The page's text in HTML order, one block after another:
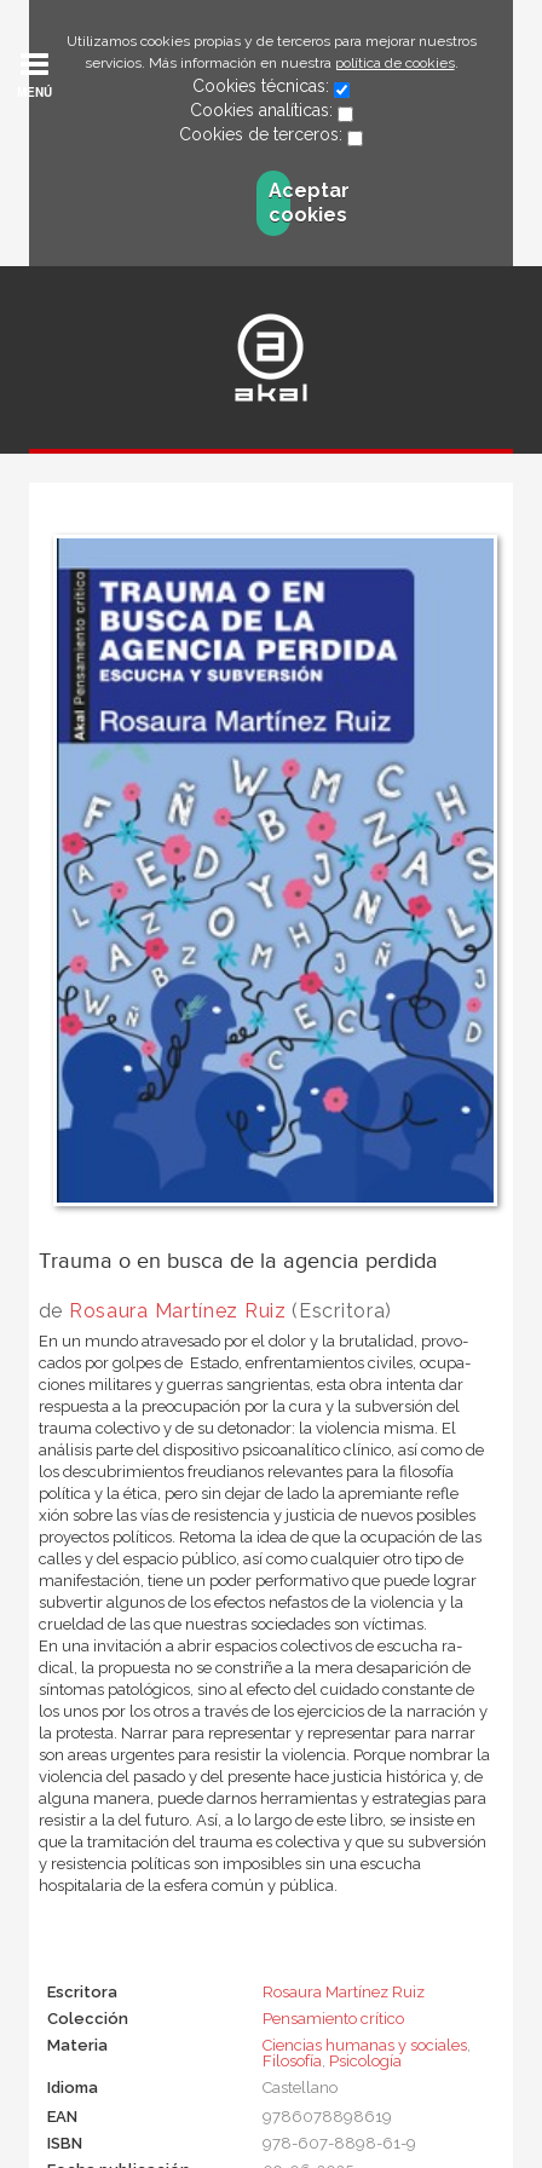
Utilizamos cookies propias y de terceros para mejorar nuestros
servicios. Más información en nuestra política de cookies.
Cookies técnicas:
Cookies analíticas:
Cookies de terceros:
Aceptar
cookies
MENÚ
Trauma o en busca de la agencia perdida
de Rosaura Martínez Ruiz (Escritora)
En un mundo atravesado por el dolor y la brutalidad, provo­
cados por golpes de Estado, enfrentamientos civiles, ocupa­
ciones militares y guerras sangrientas, esta obra intenta dar
respuesta a la preocupación por la cura y la subversión del
trauma colectivo y de su detonador: la violencia misma. El
análisis parte del dispositivo psicoanalítico clínico, así como de
los descubrimientos freudianos relevantes para la filo­sofía
política y la ética, pero sin dejar de lado la apremiante refle
xión sobre las vías de resistencia y justicia de nuevos posibles
proyectos políticos. Retoma la idea de que la ocupa­ción de las
calles y del espacio público, así como cualquier otro tipo de
manifestación, tiene un poder performativo que puede lograr
subvertir algunos de los efectos nefastos de la violencia y la
crueldad de las que nuestras sociedades son víctimas.
En una invitación a abrir espacios colectivos de escucha ra­
dical, la propuesta no se constriñe a la mera desaparición de
síntomas patológicos, sino al efecto del cuidado constan­te de
los unos por los otros a través de los ejercicios de la narración y
la protesta. Narrar para representar y represen­tar para narrar
son areas urgentes para resistir la violencia. Porque nombrar la
violencia del pasado y del presente hace justicia histórica y, de
alguna manera, puede darnos herramientas y estrategias para
resistir a la del futuro. Así, a lo largo de este libro, se insiste en
que la tramitación del trau­ma es colectiva y que su subversión
y resistencia políticas son imposibles sin una escucha
hospitalaria de la esfera común y pública.
Escritora
Rosaura Martínez Ruiz
Colección
Pensamiento crítico
Materia
Ciencias humanas y sociales,
Filosofía Psicología
Idioma
Castellano
EAN
9786078898619
ISBN
978-607-8898-61-9